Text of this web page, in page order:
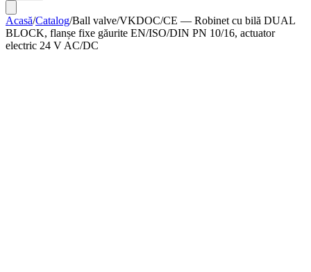
Acasă/Catalog/Ball valve/VKDOC/CE — Robinet cu bilă DUAL
BLOCK, flanșe fixe găurite EN/ISO/DIN PN 10/16, actuator
electric 24 V AC/DC